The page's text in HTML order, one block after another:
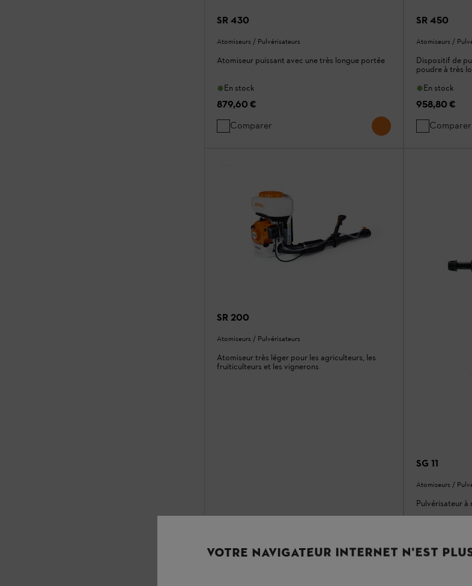
SR 430
Atomiseurs / Pulvérisateurs
Atomiseur puissant avec une très longue portée
En stock
879,60 €
Comparer
SR 450
Atomiseurs /
Dispositif de
poudre à très
En stock
958,80 €
Comparer
SR 200
Atomiseurs / Pulvérisateurs
Atomiseur très léger pour les agriculteurs, les
fruiticulteurs et les vignerons
Comparer
SG 11
Atomiseurs /
Pulvérisateur à
Comparer
VOTRE NAVIGATEUR INTERNET N'EST